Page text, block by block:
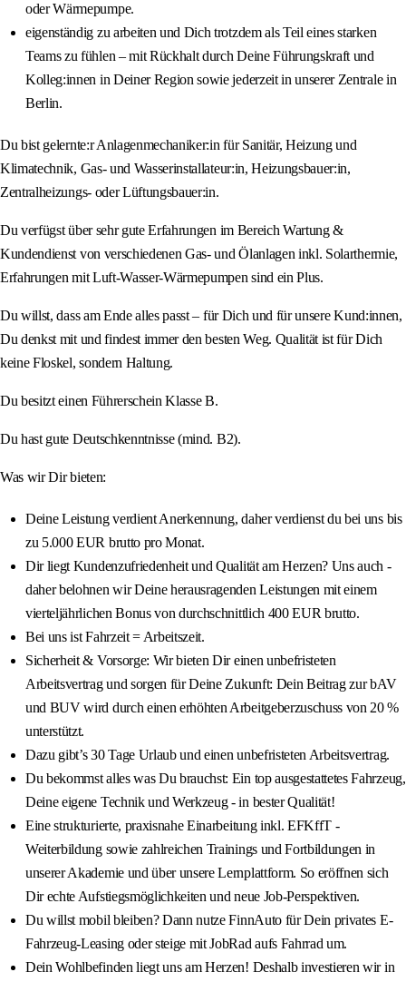
oder Wärmepumpe.
eigenständig zu arbeiten und Dich trotzdem als Teil eines starken
Teams zu fühlen – mit Rückhalt durch Deine Führungskraft und
Kolleg:innen in Deiner Region sowie jederzeit in unserer Zentrale in
Berlin.
Du bist gelernte:r Anlagenmechaniker:in für Sanitär, Heizung und
Klimatechnik, Gas- und Wasserinstallateur:in, Heizungsbauer:in,
Zentralheizungs- oder Lüftungsbauer:in.
Du verfügst über sehr gute Erfahrungen im Bereich Wartung &
Kundendienst von verschiedenen Gas- und Ölanlagen inkl. Solarthermie,
Erfahrungen mit Luft-Wasser-Wärmepumpen sind ein Plus.
Du willst, dass am Ende alles passt – für Dich und für unsere Kund:innen,
Du denkst mit und findest immer den besten Weg. Qualität ist für Dich
keine Floskel, sondern Haltung.
Du besitzt einen Führerschein Klasse B.
Du hast gute Deutschkenntnisse (mind. B2).
Was wir Dir bieten:
Deine Leistung verdient Anerkennung, daher verdienst du bei uns bis
zu 5.000 EUR brutto pro Monat.
Dir liegt Kundenzufriedenheit und Qualität am Herzen? Uns auch -
daher belohnen wir Deine herausragenden Leistungen mit einem
vierteljährlichen Bonus von durchschnittlich 400 EUR brutto.
Bei uns ist Fahrzeit = Arbeitszeit.
Sicherheit & Vorsorge: Wir bieten Dir einen unbefristeten
Arbeitsvertrag und sorgen für Deine Zukunft: Dein Beitrag zur bAV
und BUV wird durch einen erhöhten Arbeitgeberzuschuss von 20 %
unterstützt.
Dazu gibt’s 30 Tage Urlaub und einen unbefristeten Arbeitsvertrag.
Du bekommst alles was Du brauchst: Ein top ausgestattetes Fahrzeug,
Deine eigene Technik und Werkzeug - in bester Qualität!
Eine strukturierte, praxisnahe Einarbeitung inkl. EFKffT -
Weiterbildung sowie zahlreichen Trainings und Fortbildungen in
unserer Akademie und über unsere Lernplattform. So eröffnen sich
Dir echte Aufstiegsmöglichkeiten und neue Job-Perspektiven.
Du willst mobil bleiben? Dann nutze FinnAuto für Dein privates E-
Fahrzeug-Leasing oder steige mit JobRad aufs Fahrrad um.
Dein Wohlbefinden liegt uns am Herzen! Deshalb investieren wir in